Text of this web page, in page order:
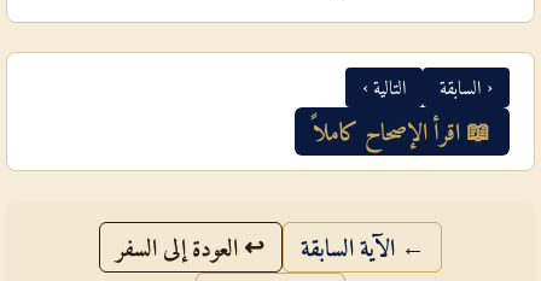
‹ السابقة التالية ›
📖 اقرأ الإصحاح كاملاً
← الآية السابقة ↩ العودة إلى السفر